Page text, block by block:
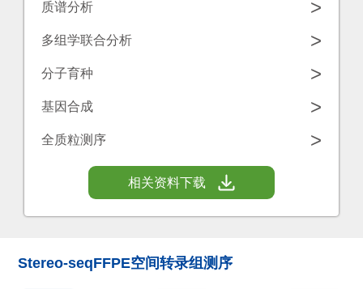
质谱分析 >
多组学联合分析 >
分子育种 >
基因合成 >
全质粒测序 >
相关资料下载
Stereo-seqFFPE空间转录组测序